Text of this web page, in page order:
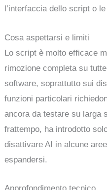
l’interfaccia dello script o
Cosa aspettarsi e limiti
Lo script è molto efficace
rimozione completa su
software, soprattutto sui
funzioni particolari
ancora da testare su larga
frattempo, ha introdotto
disattivare AI in alcune
espandersi.